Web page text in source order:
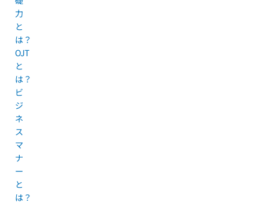
力
と
は？
OJT
と
は？
ビ
ジ
ネ
ス
マ
ナ
ー
と
は？